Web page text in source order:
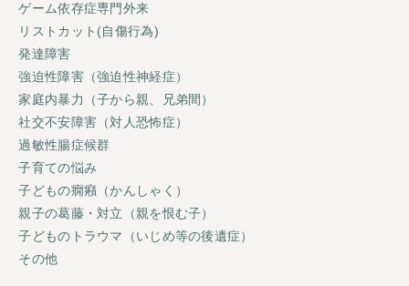
ゲーム依存症専門外来
リストカット(自傷行為)
発達障害
強迫性障害（強迫性神経症）
家庭内暴力（子から親、兄弟間）
社交不安障害（対人恐怖症）
過敏性腸症候群
子育ての悩み
子どもの癇癪（かんしゃく）
親子の葛藤・対立（親を恨む子）
子どものトラウマ（いじめ等の後遺症）
その他